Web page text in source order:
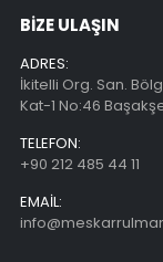
BİZE ULAŞIN
ADRES:
İkitelli Org. San.
Kat-1 No:46
TELEFON:
+90 212 485 44 11
EMAIL: